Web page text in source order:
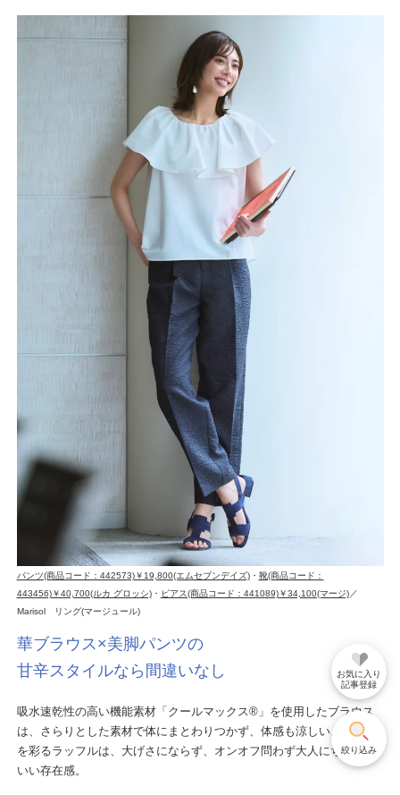
パンツ(商品コード：442573)￥19,800(エムセブンデイズ)・ 靴(商品コード：
443456)￥40,700(ルカ グロッシ)・ ピアス(商品コード：441089)￥34,100(マージ)／
Marisol リング(マージュール)
華ブラウス×美脚パンツの
甘辛スタイルなら間違いなし
吸水速乾性の高い機能素材「クールマックス®」を使用したブラウス
は、さらりとした素材で体にまとわりつかず、体感も涼しい。顔周り
を彩るラッフルは、大げさにならず、オンオフ問わず大人にちょうど
いい存在感。
お気に入り
記事登録
絞り込み